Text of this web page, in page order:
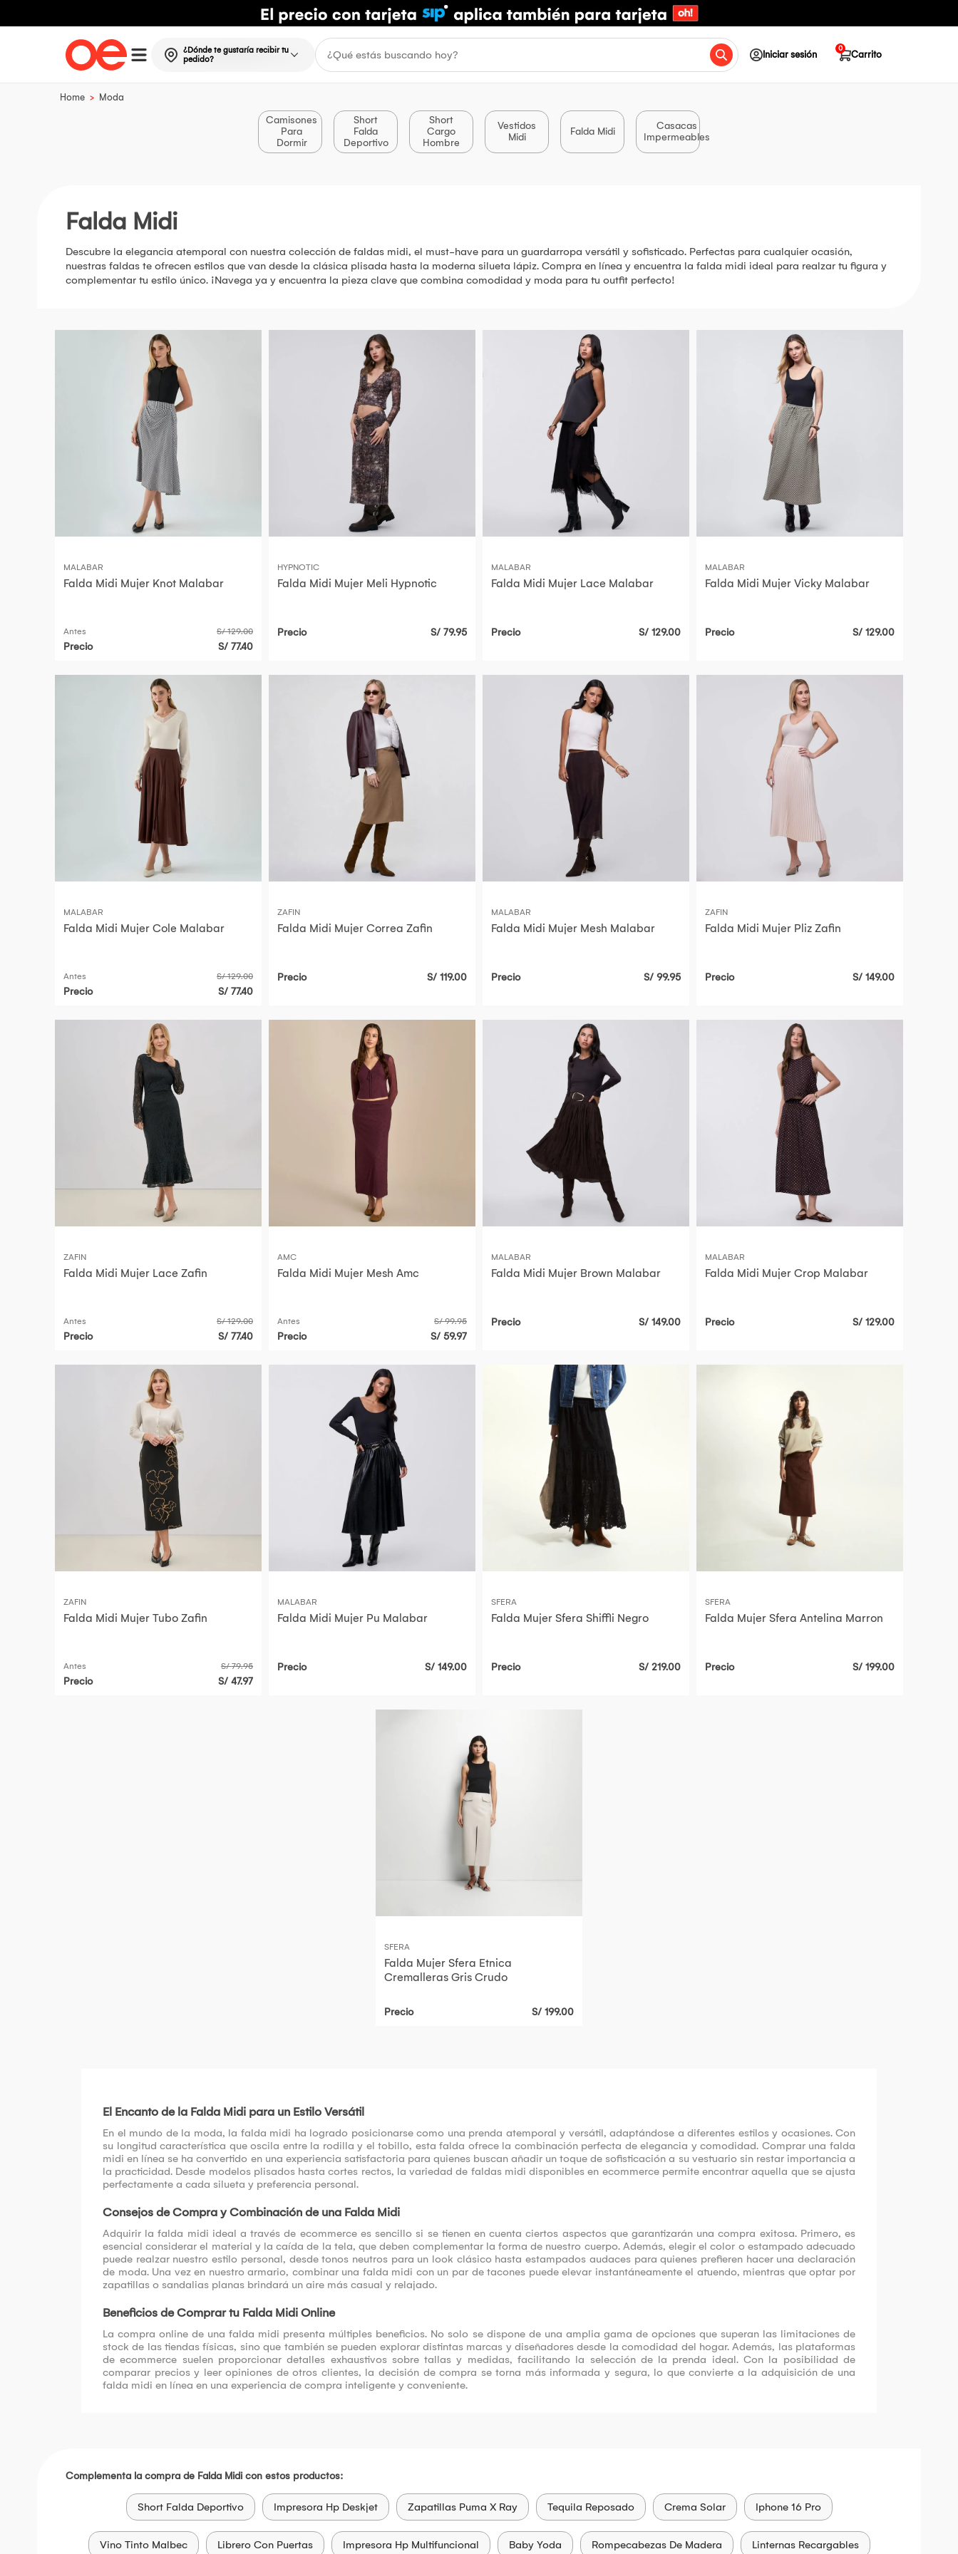
¿Dónde te gustaría recibir tu
pedido?
Iniciar sesión Carrito
0
Home > Moda
Camisones
Para
Dormir
Short
Falda
Deportivo
Short
Cargo
Hombre
Vestidos
Midi
Falda Midi
Casacas
Impermeables
Falda Midi
Descubre la elegancia atemporal con nuestra colección de faldas midi, el must-have para un guardarropa versátil y sofisticado. Perfectas para cualquier ocasión,
nuestras faldas te ofrecen estilos que van desde la clásica plisada hasta la moderna silueta lápiz. Compra en línea y encuentra la falda midi ideal para realzar tu figura y
complementar tu estilo único. ¡Navega ya y encuentra la pieza clave que combina comodidad y moda para tu outfit perfecto!
MALABAR
Falda Midi Mujer Knot Malabar
Antes S/ 129.00
Precio S/ 77.40
HYPNOTIC
Falda Midi Mujer Meli Hypnotic
Precio S/ 79.95
MALABAR
Falda Midi Mujer Lace Malabar
Precio S/ 129.00
MALABAR
Falda Midi Mujer Vicky Malabar
Precio S/ 129.00
MALABAR
Falda Midi Mujer Cole Malabar
Antes S/ 129.00
Precio S/ 77.40
ZAFIN
Falda Midi Mujer Correa Zafin
Precio S/ 119.00
MALABAR
Falda Midi Mujer Mesh Malabar
Precio S/ 99.95
ZAFIN
Falda Midi Mujer Pliz Zafin
Precio S/ 149.00
ZAFIN
Falda Midi Mujer Lace Zafin
Antes S/ 129.00
Precio S/ 77.40
AMC
Falda Midi Mujer Mesh Amc
Antes S/ 99.95
Precio S/ 59.97
MALABAR
Falda Midi Mujer Brown Malabar
Precio S/ 149.00
MALABAR
Falda Midi Mujer Crop Malabar
Precio S/ 129.00
ZAFIN
Falda Midi Mujer Tubo Zafin
Antes S/ 79.95
Precio S/ 47.97
MALABAR
Falda Midi Mujer Pu Malabar
Precio S/ 149.00
SFERA
Falda Mujer Sfera Shiffli Negro
Precio S/ 219.00
SFERA
Falda Mujer Sfera Antelina Marron
Precio S/ 199.00
SFERA
Falda Mujer Sfera Etnica
Cremalleras Gris Crudo
Precio S/ 199.00
El Encanto de la Falda Midi para un Estilo Versátil
En el mundo de la moda, la falda midi ha logrado posicionarse como una prenda atemporal y versátil, adaptándose a diferentes estilos y ocasiones. Con
su longitud característica que oscila entre la rodilla y el tobillo, esta falda ofrece la combinación perfecta de elegancia y comodidad. Comprar una falda
midi en línea se ha convertido en una experiencia satisfactoria para quienes buscan añadir un toque de sofisticación a su vestuario sin restar importancia a
la practicidad. Desde modelos plisados hasta cortes rectos, la variedad de faldas midi disponibles en ecommerce permite encontrar aquella que se ajusta
perfectamente a cada silueta y preferencia personal.
Consejos de Compra y Combinación de una Falda Midi
Adquirir la falda midi ideal a través de ecommerce es sencillo si se tienen en cuenta ciertos aspectos que garantizarán una compra exitosa. Primero, es
esencial considerar el material y la caída de la tela, que deben complementar la forma de nuestro cuerpo. Además, elegir el color o estampado adecuado
puede realzar nuestro estilo personal, desde tonos neutros para un look clásico hasta estampados audaces para quienes prefieren hacer una declaración
de moda. Una vez en nuestro armario, combinar una falda midi con un par de tacones puede elevar instantáneamente el atuendo, mientras que optar por
zapatillas o sandalias planas brindará un aire más casual y relajado.
Beneficios de Comprar tu Falda Midi Online
La compra online de una falda midi presenta múltiples beneficios. No solo se dispone de una amplia gama de opciones que superan las limitaciones de
stock de las tiendas físicas, sino que también se pueden explorar distintas marcas y diseñadores desde la comodidad del hogar. Además, las plataformas
de ecommerce suelen proporcionar detalles exhaustivos sobre tallas y medidas, facilitando la selección de la prenda ideal. Con la posibilidad de
comparar precios y leer opiniones de otros clientes, la decisión de compra se torna más informada y segura, lo que convierte a la adquisición de una
falda midi en línea en una experiencia de compra inteligente y conveniente.
Complementa la compra de Falda Midi con estos productos:
Short Falda Deportivo Impresora Hp Deskjet Zapatillas Puma X Ray Tequila Reposado Crema Solar Iphone 16 Pro
Vino Tinto Malbec Librero Con Puertas Impresora Hp Multifuncional Baby Yoda Rompecabezas De Madera Linternas Recargables